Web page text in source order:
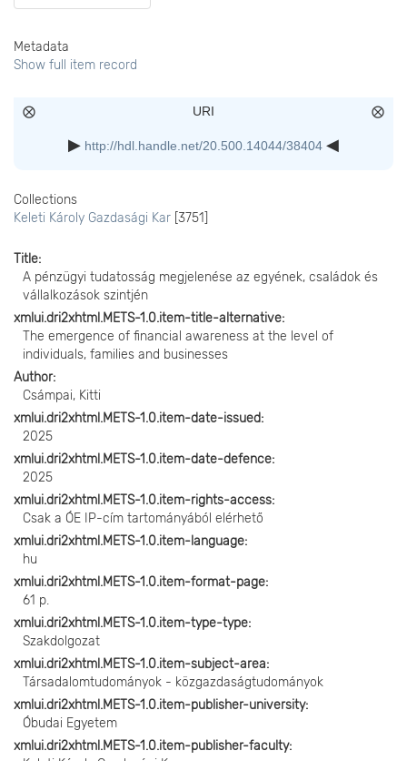
Metadata
Show full item record
URI
http://hdl.handle.net/20.500.14044/38404
Collections
Keleti Károly Gazdasági Kar [3751]
Title
A pénzügyi tudatosság megjelenése az egyének, családok és
vállalkozások szintjén
xmlui.dri2xhtml.METS-1.0.item-title-alternative
The emergence of financial awareness at the level of
individuals, families and businesses
Author
Csámpai, Kitti
xmlui.dri2xhtml.METS-1.0.item-date-issued
2025
xmlui.dri2xhtml.METS-1.0.item-date-defence
2025
xmlui.dri2xhtml.METS-1.0.item-rights-access
Csak a ÓE IP-cím tartományából elérhető
xmlui.dri2xhtml.METS-1.0.item-language
hu
xmlui.dri2xhtml.METS-1.0.item-format-page
61 p.
xmlui.dri2xhtml.METS-1.0.item-type-type
Szakdolgozat
xmlui.dri2xhtml.METS-1.0.item-subject-area
Társadalomtudományok - közgazdaságtudományok
xmlui.dri2xhtml.METS-1.0.item-publisher-university
Óbudai Egyetem
xmlui.dri2xhtml.METS-1.0.item-publisher-faculty